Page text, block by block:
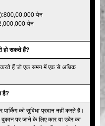
येन
येन
हो सकते हैं?
करते हैं जो एक समय में एक से अधिक
है?
की सुविधा प्रदान नहीं करते हैं।
पर जाने के लिए कार या उबेर का